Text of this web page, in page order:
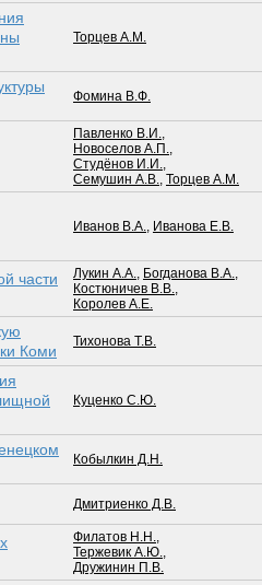
Торцев А.М.
Фомина В.Ф.
Павленко В.И.,
Новоселов А.П.,
Студёнов И.И.,
Семушин А.В., Торцев А.М.
Иванов В.А., Иванова Е.В.
части
Лукин А.А., Богданова В.А.,
Костюничев В.В.,
Королев А.Е.
Коми
Тихонова Т.В.
Куценко С.Ю.
Кобылкин Д.Н.
Дмитриенко Д.В.
Филатов Н.Н.,
Тержевик А.Ю.,
Дружинин П.В.